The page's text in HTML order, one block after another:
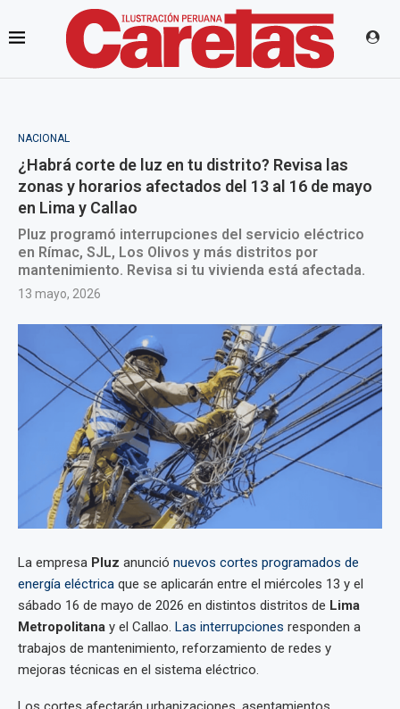
NACIONAL
¿Habrá corte de luz en tu distrito? Revisa las
zonas y horarios afectados del 13 al 16 de mayo
en Lima y Callao
Pluz programó interrupciones del servicio eléctrico
en Rímac, SJL, Los Olivos y más distritos por
mantenimiento. Revisa si tu vivienda está afectada.
13 mayo, 2026
La empresa Pluz anunció nuevos cortes programados de
energía eléctrica que se aplicarán entre el miércoles 13 y el
sábado 16 de mayo de 2026 en distintos distritos de Lima
Metropolitana y el Callao. Las interrupciones responden a
trabajos de mantenimiento, reforzamiento de redes y
mejoras técnicas en el sistema eléctrico.